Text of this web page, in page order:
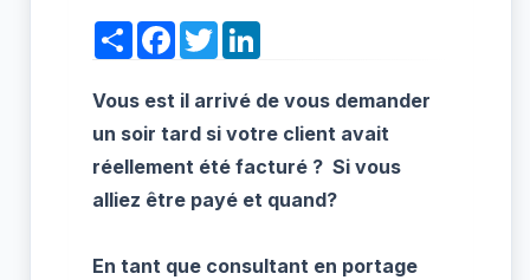
ShareFacebook
Twitter
Vous est il arrivé de vous demander
un soir tard si votre client avait
réellement été facturé ? Si vous
alliez être payé et quand?
En tant que consultant en portage